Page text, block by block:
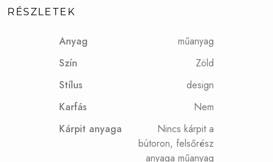
RÉSZLETEK
Anyag
műanyag
Szín
Zöld
Stílus
design
Karfás
Nem
Kárpit anyaga
Nincs kárpit a
bútoron, felsőrész
anyaga műanyag